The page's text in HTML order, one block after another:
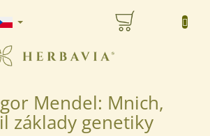
NÁKUPNÍ
Mendel: Mnich,
základy genetiky
- Chat